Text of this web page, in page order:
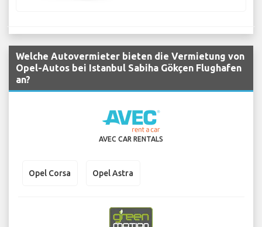
Welche Autovermieter bieten die Vermietung von
Opel-Autos bei Istanbul Sabiha Gökçen Flughafen
an?
AVEC CAR RENTALS
Opel Corsa Opel Astra